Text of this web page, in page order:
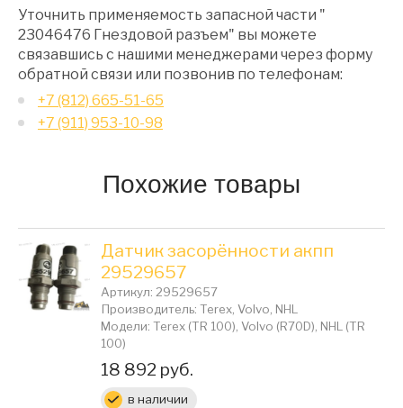
Уточнить применяемость запасной части "
23046476 Гнездовой разъем" вы можете
связавшись с нашими менеджерами через форму
обратной связи или позвонив по телефонам:
+7 (812) 665-51-65
+7 (911) 953-10-98
Похожие товары
Датчик засорённости акпп
29529657
Артикул: 29529657
Производитель: Terex, Volvo, NHL
Модели: Terex (TR 100), Volvo (R70D), NHL (TR
100)
Цена:
18 892 руб.
в наличии